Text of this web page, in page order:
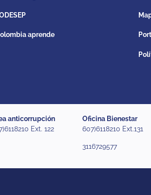
aprende
anticorrupción
Ext. 122
Oficina Bienestar
607)6118210 Ext.131
3116729577